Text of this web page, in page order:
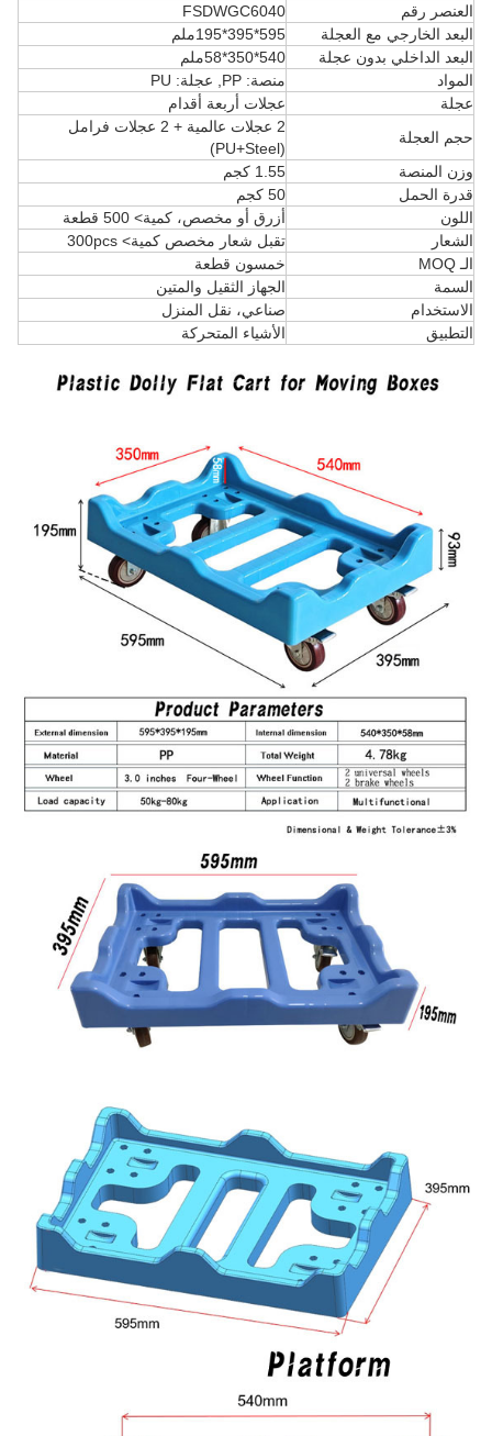
العنصر رقم
FSDWGC6040
البعد الخارجي مع العجلة
595*395*195ملم
البعد الداخلي بدون عجلة
540*350*58ملم
المواد
منصة: PP, عجلة: PU
عجلة
عجلات أربعة أقدام
حجم العجلة
2 عجلات عالمية + 2 عجلات فرامل
وزن المنصة
1.55 كجم
قدرة الحمل
50 كجم
اللون
أزرق أو مخصص، كمية> 500 قطعة
الشعار
تقبل شعار مخصص كمية> 300pcs
الـ MOQ
خمسون قطعة
السمة
الجهاز الثقيل والمتين
الاستخدام
صناعي، نقل المنزل
التطبيق
الأشياء المتحركة